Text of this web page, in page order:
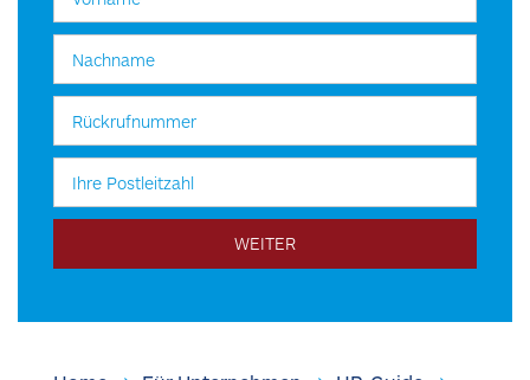
WEITER
PERSONALANFRAGEN